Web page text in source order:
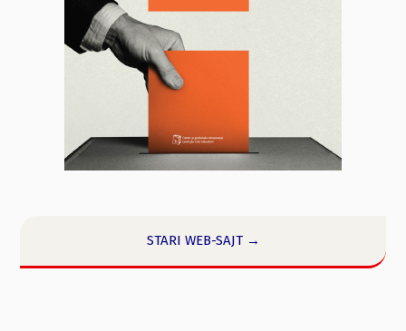
STARI WEB-SAJT →